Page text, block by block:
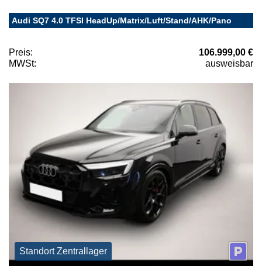
Audi SQ7 4.0 TFSI HeadUp/Matrix/Luft/Stand/AHK/Pano
Preis:
106.999,00 €
MWSt:
ausweisbar
Standort Zentrallager